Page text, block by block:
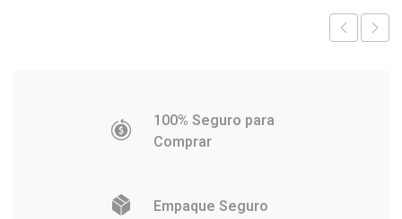
100% Seguro para
Comprar
Empaque Seguro